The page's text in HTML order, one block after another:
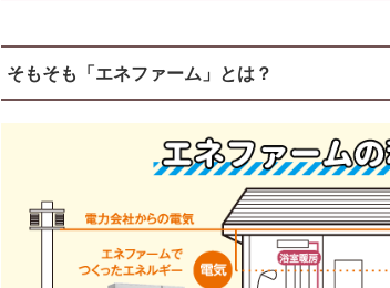
そもそも「エネファーム」とは？